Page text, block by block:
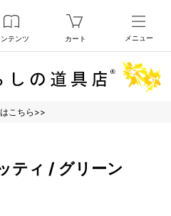
テンツ カート メニュー
こちら>>
ティ / グリーン